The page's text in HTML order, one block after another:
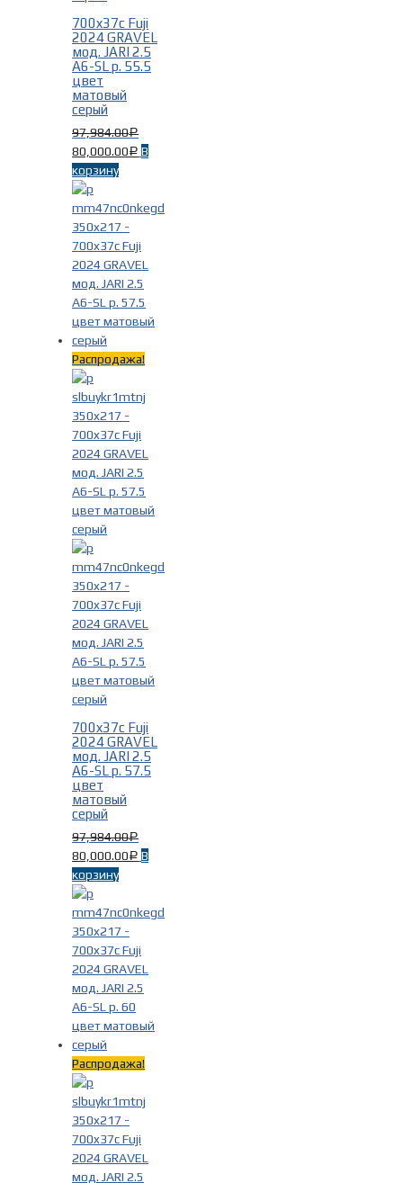
Фильтр
700x37c Fuji
2024 GRAVEL
мод. JARI 2.5
A6-SL р. 55.5
цвет
матовый
серый
97,984.00Р
80,000.00 Р В
корзину
Распродажа!
700x37c Fuji
2024 GRAVEL
мод. JARI 2.5
A6-SL р. 57.5
цвет
матовый
серый
97,984.00Р
80,000.00 Р В
корзину
Распродажа!